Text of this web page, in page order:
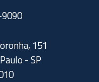
151
- SP